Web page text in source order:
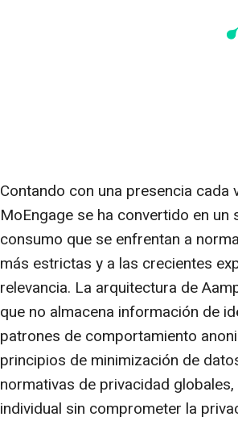
Contando con una presencia
MoEngage se ha convertido en
consumo que se enfrentan a
más estrictas y a las crecientes
relevancia. La arquitectura de
que no almacena información de
patrones de comportamiento
principios de minimización de
normativas de privacidad
individual sin comprometer la